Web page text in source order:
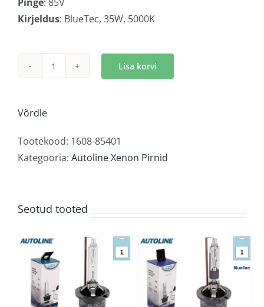
Kirjeldus: BlueTec, 35W, 5000K
Autoline
kogus
Lisa korvi
Võrdle
Tootekood: 1608-85401
Kategooria: Autoline Xenon Pirnid
Seotud tooted